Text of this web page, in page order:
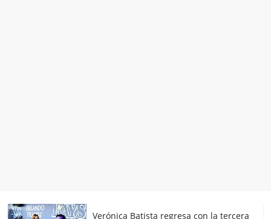
Verónica Batista regresa con la tercera